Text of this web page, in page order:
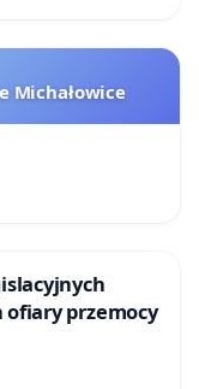
Michałowice
ofiary przemocy